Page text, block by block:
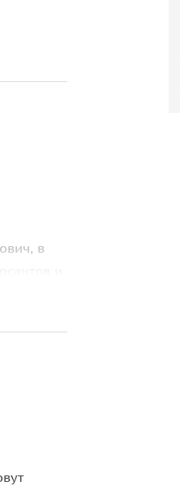
в
стал
и
в